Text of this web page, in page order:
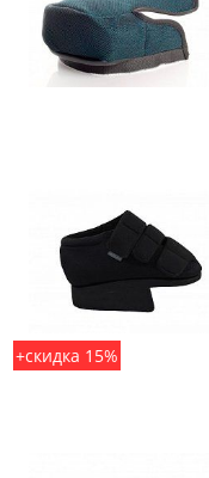
+скидка 15%